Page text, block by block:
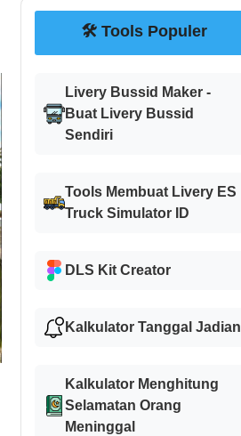
🛠️ Tools Populer
Livery Bussid Maker -
Buat Livery Bussid
Sendiri
Tools Membuat Livery ES
Truck Simulator ID
DLS Kit Creator
Kalkulator Tanggal Jadian
Kalkulator Menghitung
Selamatan Orang
Meninggal